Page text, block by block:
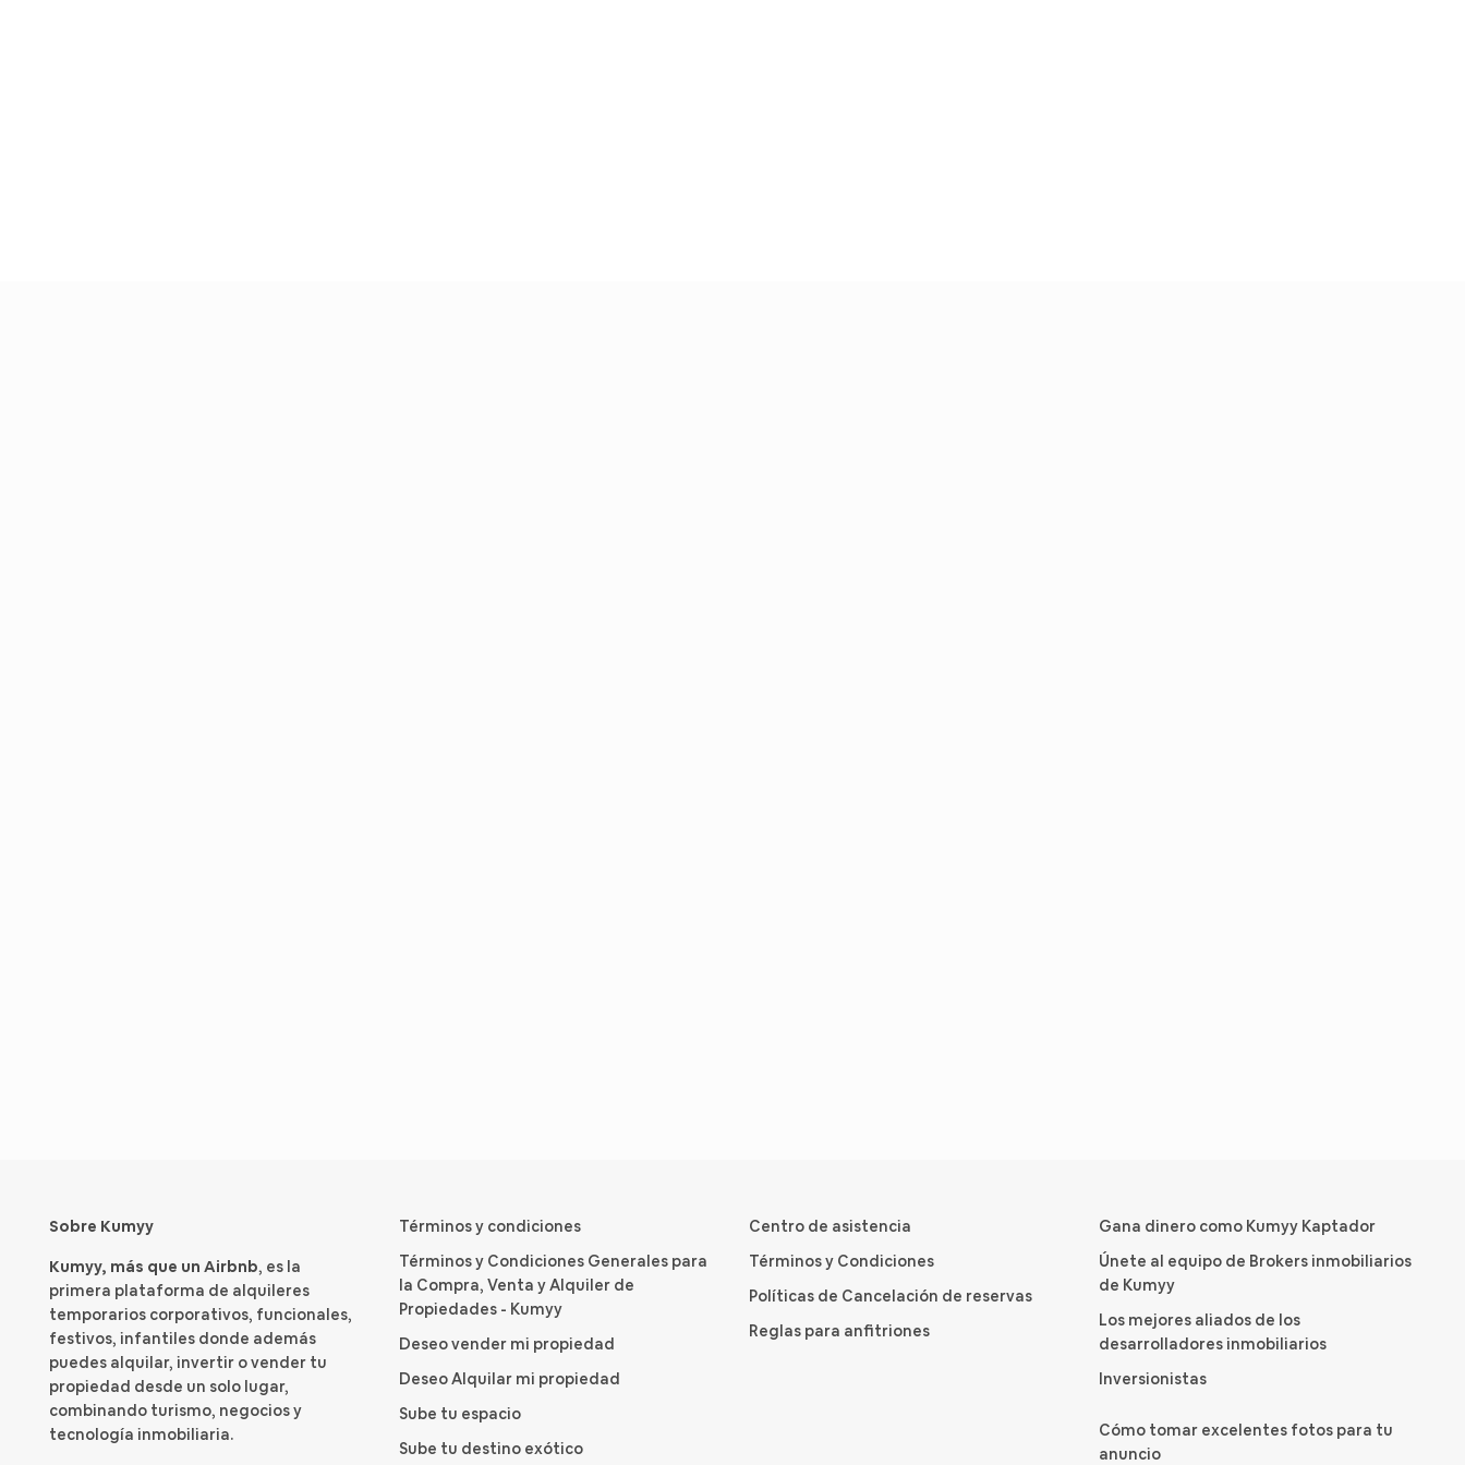
Sobre Kumyy
Kumyy, más que un Airbnb, es la
primera plataforma de alquileres
temporarios corporativos, funcionales,
festivos, infantiles donde además
puedes alquilar, invertir o vender tu
propiedad desde un solo lugar,
combinando turismo, negocios y
tecnología inmobiliaria.
Términos y condiciones
Términos y Condiciones Generales para
la Compra, Venta y Alquiler de
Propiedades - Kumyy
Deseo vender mi propiedad
Deseo Alquilar mi propiedad
Sube tu espacio
Sube tu destino exótico
Centro de asistencia
Términos y Condiciones
Políticas de Cancelación de reservas
Reglas para anfitriones
Gana dinero como Kumyy Kaptador
Únete al equipo de Brokers inmobiliarios
de Kumyy
Los mejores aliados de los
desarrolladores inmobiliarios
Inversionistas
Cómo tomar excelentes fotos para tu
anuncio